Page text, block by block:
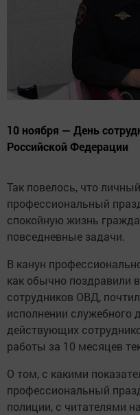
10 ноября — День
Российской Федерации
Так повелось, что
профессиональный
спокойную жизнь
повседневные задачи.
В канун
как обычно поздравили
сотрудников ОВД,
исполнении служебного
действующих
работы за 10 месяцев
О том, с какими
профессиональный
полиции, с читателями